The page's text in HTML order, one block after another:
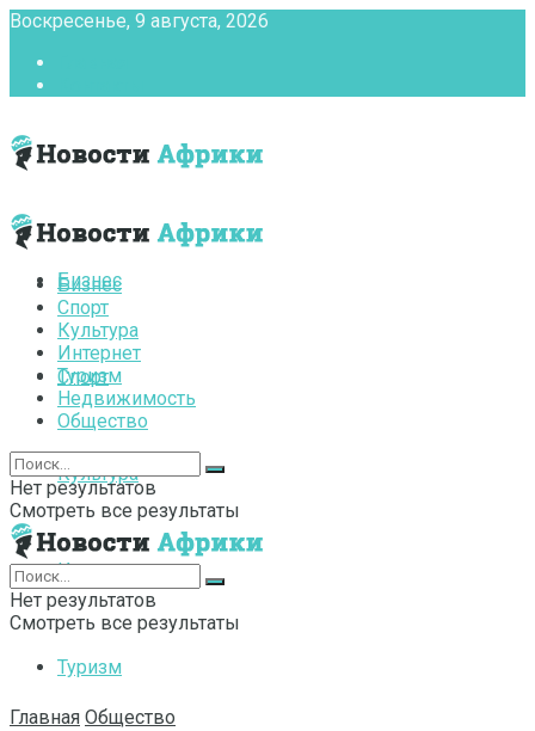
Воскресенье, 9 августа, 2026
Бизнес
Спорт
Культура
Интернет
Туризм
Бизнес
Спорт
Культура
Интернет
Туризм
Недвижимость
Общество
Нет результатов
Смотреть все результаты
Нет результатов
Смотреть все результаты
Главная Общество